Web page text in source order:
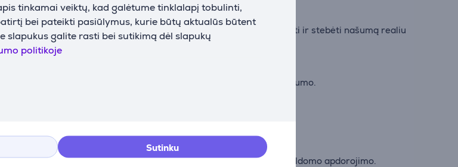
tinkamai veiktų, kad galėtume tinklalapį tobulinti,
bei pateikti pasiūlymus, kurie būtų aktualūs būtent
slapukus galite rasti bei sutikimą dėl slapukų
politikoje
Sutinku
reakciją žaidimų metu. Naudokite „Game Bar“ nustatymams keisti ir stebėti našumą realiu
„Dolby Vision“ ir HDR10 suteikia vaizdui gyvumo ir realistiškumo.
patirti įtraukiantį garsą be papildomų garsiakalbių.
originalios spalvos, kadrų dažnis ir vaizdo proporcijos, be papildomo apdorojimo.